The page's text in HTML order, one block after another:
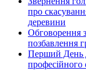
про
деревини
Обговорення
позбавлення
Перший День
професійного